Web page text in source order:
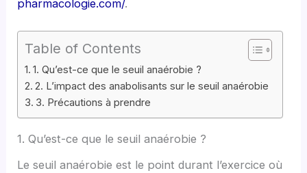
pharmacologie.com/.
Table of Contents
1. Qu’est-ce que le seuil anaérobie ?
2. L’impact des anabolisants sur le seuil anaérobie
3. Précautions à prendre
1. Qu’est-ce que le seuil anaérobie ?
Le seuil anaérobie est le point durant l’exercice où